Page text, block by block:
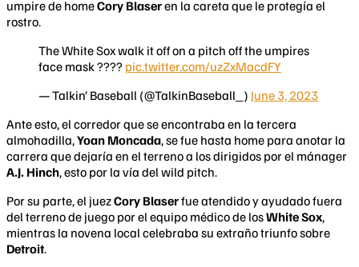
umpire de homeCory Blaseren la careta que le protegía el
rostro.
The White Sox walk it off on a pitch off the umpires
face mask ???? pic.twitter.com/uzZxMacdFY
— Talkin’ Baseball (@TalkinBaseball_) June 3, 2023
Ante esto, el corredor que se encontraba en la tercera
almohadilla,Yoan Moncada, se fue hasta home para anotar la
carrera que dejaría en el terreno a los dirigidos por el mánager
A.J. Hinch, esto por la vía del wild pitch.
Por su parte, el juezCory Blaserfue atendido y ayudado fuera
del terreno de juego por el equipo médico de losWhite Sox,
mientras la novena local celebraba su extraño triunfo sobre
Detroit.